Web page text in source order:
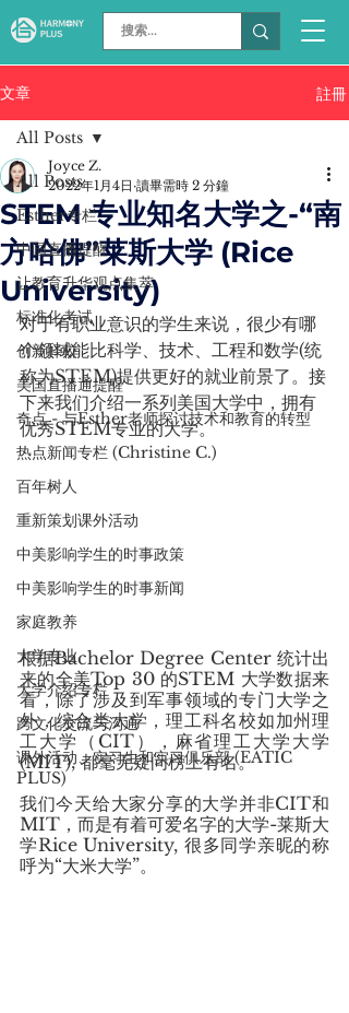
文章 註冊
All Posts
Esther专栏
中国直播提醒
让教育升华观点集萃
标准化考试
创新择校
美国直播通提醒
奇点 - 与Esther老师探讨技术和教育的转型
热点新闻专栏 (Christine C.)
百年树人
重新策划课外活动
中美影响学生的时事政策
中美影响学生的时事新闻
家庭教养
大学专业
大学介绍专栏
跨文化交流与沟通
课外活动、实习生和实习俱乐部 (EATIC
PLUS)
All Posts
STEM 专业知名大学之-“南
方哈佛”莱斯大学 (Rice
University)
Joyce Z.
2022年1月4日 讀畢需時 2 分鐘
对于有职业意识的学生来说，很少有哪
个领域能比科学、技术、工程和数学(统
称为STEM)提供更好的就业前景了。接
下来我们介绍一系列美国大学中，拥有
优秀STEM专业的大学。
根据Bachelor Degree Center 统计出
来的全美Top 30 的STEM 大学数据来
看，除了涉及到军事领域的专门大学之
外，综合类大学，理工科名校如加州理
工大学（CIT），麻省理工大学大学
(MIT), 都毫无疑问榜上有名。
我们今天给大家分享的大学并非CIT和
MIT，而是有着可爱名字的大学-莱斯大
学Rice University, 很多同学亲昵的称
呼为“大米大学”。